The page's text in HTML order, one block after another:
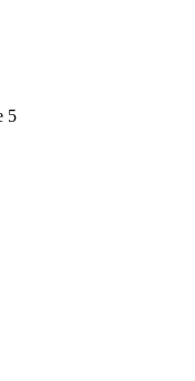
5